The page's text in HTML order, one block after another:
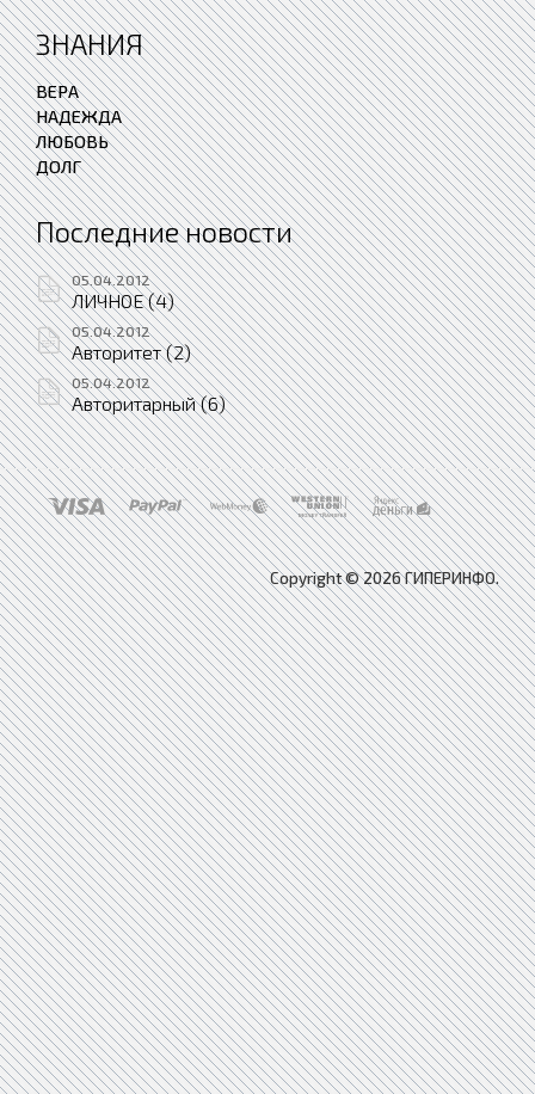
ЗНАНИЯ
ВЕРА
НАДЕЖДА
ЛЮБОВЬ
ДОЛГ
Последние новости
05.04.2012
ЛИЧНОЕ (4)
05.04.2012
Авторитет (2)
05.04.2012
Авторитарный (6)
Copyright © 2026 ГИПЕРИНФО.